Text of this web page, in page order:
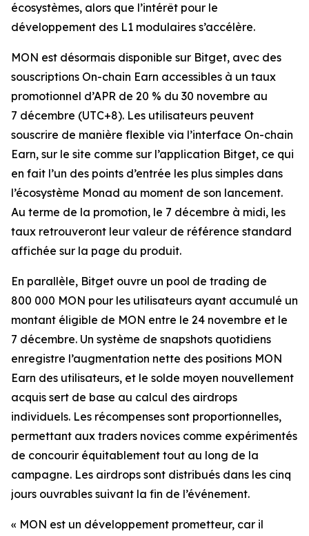
écosystèmes, alors que l’intérêt pour le
développement des L1 modulaires s’accélère.
MON est désormais disponible sur Bitget, avec des
souscriptions On-chain Earn accessibles à un taux
promotionnel d’APR de 20 % du 30 novembre au
7 décembre (UTC+8). Les utilisateurs peuvent
souscrire de manière flexible via l’interface On-chain
Earn, sur le site comme sur l’application Bitget, ce qui
en fait l’un des points d’entrée les plus simples dans
l’écosystème Monad au moment de son lancement.
Au terme de la promotion, le 7 décembre à midi, les
taux retrouveront leur valeur de référence standard
affichée sur la page du produit.
En parallèle, Bitget ouvre un pool de trading de
800 000 MON pour les utilisateurs ayant accumulé un
montant éligible de MON entre le 24 novembre et le
7 décembre. Un système de snapshots quotidiens
enregistre l’augmentation nette des positions MON
Earn des utilisateurs, et le solde moyen nouvellement
acquis sert de base au calcul des airdrops
individuels. Les récompenses sont proportionnelles,
permettant aux traders novices comme expérimentés
de concourir équitablement tout au long de la
campagne. Les airdrops sont distribués dans les cinq
jours ouvrables suivant la fin de l’événement.
« MON est un développement prometteur, car il